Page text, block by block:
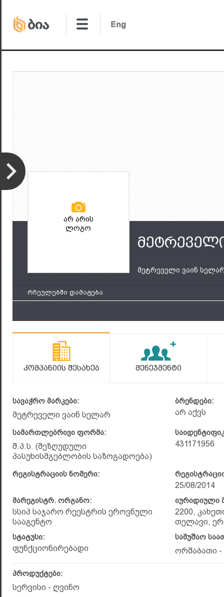
არ არის
ლოგო
მეტრეველი ვაინ
რჩეულებში დამატება
Კომპანიის Შესახებ Მენეჯმენტი
სავაჭრო მარკები:
მეტრეველი ვაინ სელარ
ბრენდები:
არ აქვს
სამართლებრივი ფორმა:
შ.პ.ს. (შეზღუდული
პასუხისმგებლობის საზოგადოება)
431171956
რეგისტრაციის ნომერი:
25/08/2014
მარეგისტრ. ორგანო:
სსიპ საჯარო რეესტრის ეროვნული
სააგენტო
იურიდიული
2200,
თელავი,
სტატუსი:
ფუნქციონირებადი
სამუშაო
ორშაბათი -
პროდუქტები:
სერვისი - ღვინო